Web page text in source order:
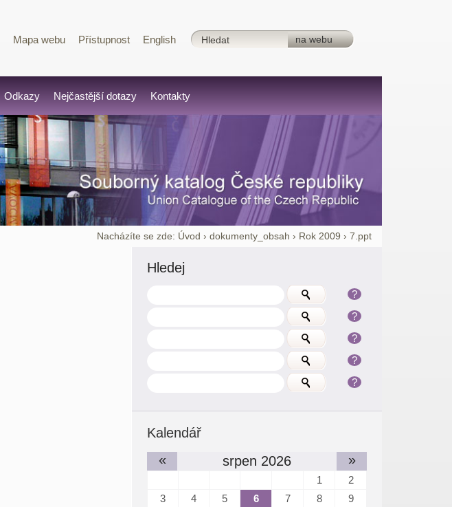
Mapa webu Přístupnost English
Odkazy Nejčastější dotazy Kontakty
Nacházíte se zde: Úvod ›dokumenty_obsah › Rok 2009 ›7.ppt
Hledej
?
?
?
?
?
Kalendář
«
srpen 2026 »
1
2
3
4 5 6 7 8
9